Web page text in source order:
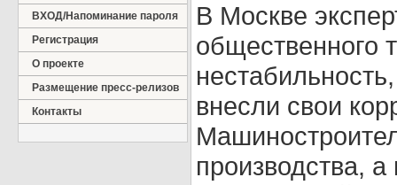
ВХОД/Напоминание пароля
Регистрация
О проекте
Размещение пресс-релизов
Контакты
В Москве
общественного
внесли свои
производства,